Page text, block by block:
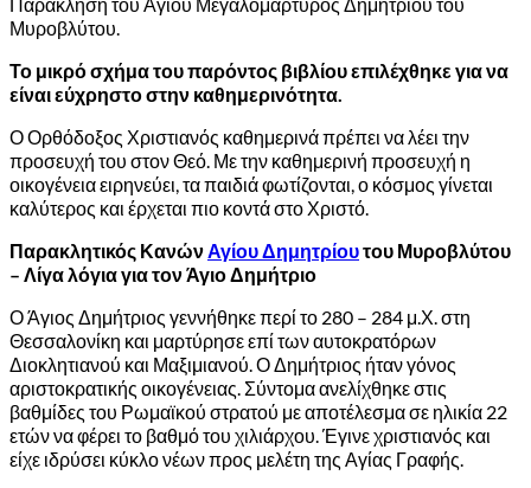
Μυροβλύτου.
Το μικρό σχήμα του παρόντος βιβλίου επιλέχθηκε για να
είναι εύχρηστο στην καθημερινότητα.
Ο Ορθόδοξος Χριστιανός καθημερινά πρέπει να λέει την
προσευχή του στον Θεό. Με την καθημερινή προσευχή η
οικογένεια ειρηνεύει, τα παιδιά φωτίζονται, ο κόσμος γίνεται
καλύτερος και έρχεται πιο κοντά στο Χριστό.
Παρακλητικός ΚανώνΑγίου Δημητρίουτου Μυροβλύτου
– Λίγα λόγια για τον Άγιο Δημήτριο
Ο Άγιος Δημήτριος γεννήθηκε περί το 280 – 284 μ.Χ. στη
Θεσσαλονίκη και μαρτύρησε επί των αυτοκρατόρων
Διοκλητιανού και Μαξιμιανού. Ο Δημήτριος ήταν γόνος
αριστοκρατικής οικογένειας. Σύντομα ανελίχθηκε στις
βαθμίδες του Ρωμαϊκού στρατού με αποτέλεσμα σε ηλικία 22
ετών να φέρει το βαθμό του χιλιάρχου. Έγινε χριστιανός και
είχε ιδρύσει κύκλο νέων προς μελέτη της Αγίας Γραφής.